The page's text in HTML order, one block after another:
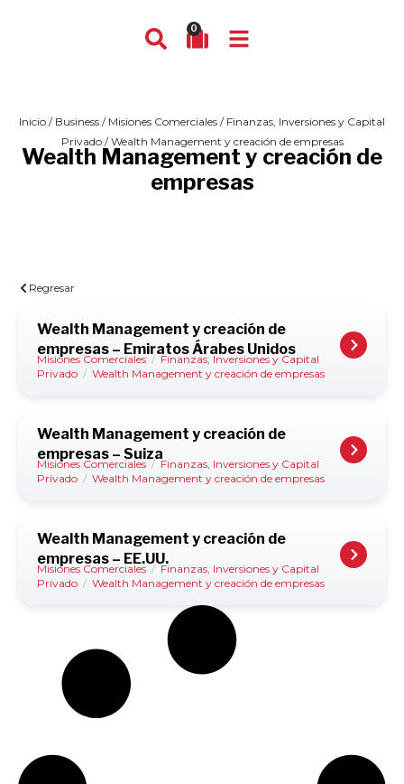
0
Inicio / Business / Misiones Comerciales / Finanzas, Inversiones y Capital
Privado/ Wealth Management y creación de empresas
Wealth Management y creación de
empresas
Regresar
Wealth Management y creación de
empresas – Emiratos Árabes Unidos
Misiones Comerciales / Finanzas, Inversiones y Capital
Privado / Wealth Management y creación de empresas
Wealth Management y creación de
empresas – Suiza
Misiones Comerciales / Finanzas, Inversiones y Capital
Privado / Wealth Management y creación de empresas
Wealth Management y creación de
empresas – EE.UU.
Misiones Comerciales / Finanzas, Inversiones y Capital
Privado / Wealth Management y creación de empresas